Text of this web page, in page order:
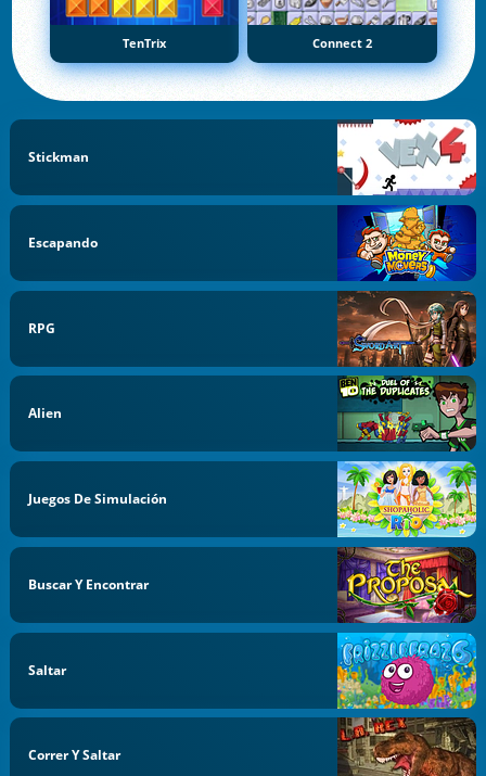
TenTrix Connect 2
Stickman
Escapando
RPG
Alien
Juegos De Simulación
Buscar Y Encontrar
Saltar
Correr Y Saltar